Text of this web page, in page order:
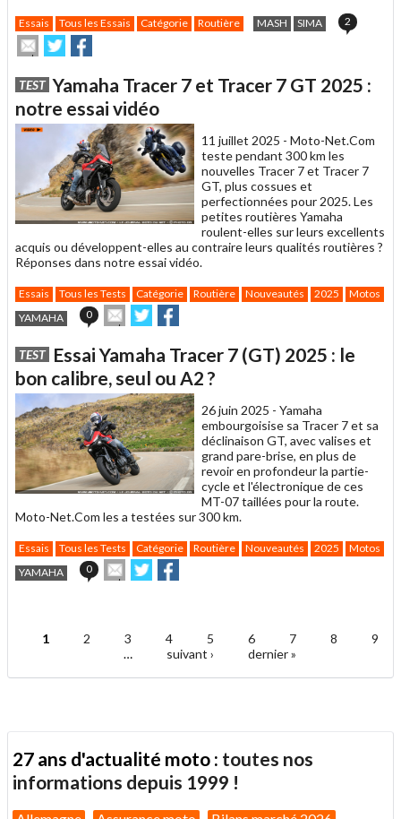
Essais Tous les Essais Catégorie Routière MASH SIMA 2
Envoyer
cet
à
un
ami
Partager
sur
sur
TEST Yamaha Tracer 7 et Tracer 7 GT 2025 :
notre essai vidéo
11 juillet 2025 - Moto-Net.Com
teste pendant 300 km les
nouvelles Tracer 7 et Tracer 7
GT, plus cossues et
perfectionnées pour 2025. Les
petites routières Yamaha
roulent-elles sur leurs excellents
acquis ou développent-elles au contraire leurs qualités routières ?
Réponses dans notre essai vidéo.
Essais Tous les Tests Catégorie Routière Nouveautés 2025 Motos
YAMAHA
0
Envoyer
cet
à
un
ami
Partager
sur sur
TEST Essai Yamaha Tracer 7 (GT) 2025 : le
bon calibre, seul ou A2 ?
26 juin 2025 - Yamaha
embourgoisise sa Tracer 7 et sa
déclinaison GT, avec valises et
grand pare-brise, en plus de
revoir en profondeur la partie-
cycle et l'électronique de ces
MT-07 taillées pour la route.
Moto-Net.Com les a testées sur 300 km.
Essais Tous les Tests Catégorie Routière Nouveautés 2025 Motos
YAMAHA
0
Envoyer
cet
Partager
sur sur
Pages
1 2 3 4 5 6 7 8
9
…
suivant › dernier »
27 ans d'actualité moto : toutes nos
informations depuis 1999 !